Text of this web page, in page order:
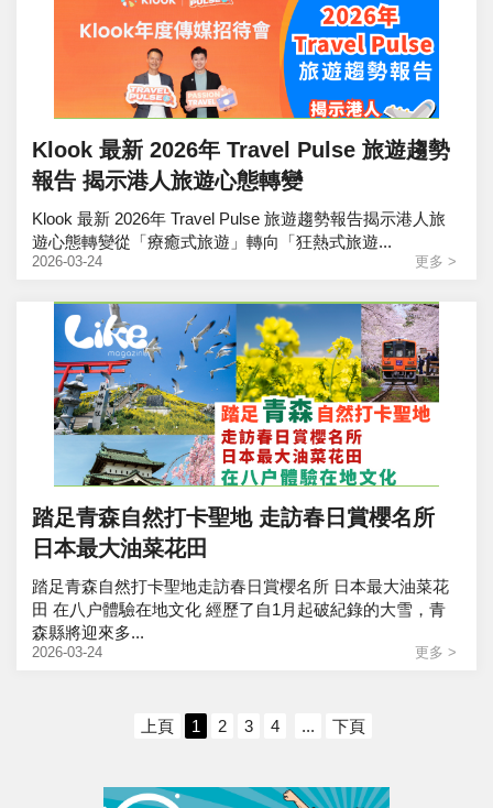
Klook 最新 2026年 Travel Pulse 旅遊趨勢
報告 揭示港人旅遊心態轉變
Klook 最新 2026年 Travel Pulse 旅遊趨勢報告揭示港人旅
遊心態轉變從「療癒式旅遊」轉向「狂熱式旅遊...
2026-03-24 更多 >
踏足青森自然打卡聖地 走訪春日賞櫻名所
日本最大油菜花田
踏足青森自然打卡聖地走訪春日賞櫻名所 日本最大油菜花
田 在八户體驗在地文化 經歷了自1月起破紀錄的大雪，青
森縣將迎來多...
2026-03-24 更多 >
上頁 1 2 3 4 ... 下頁